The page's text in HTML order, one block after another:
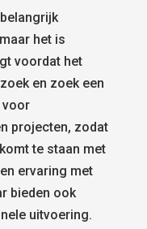
het is
voordat het
en zoek een
voor
projecten, zodat
te staan met
ervaring met
bieden ook
uitvoering.